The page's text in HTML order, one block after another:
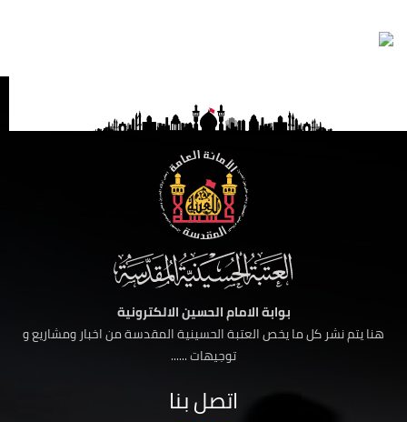
بوابة الامام الحسين الالكترونية
هنا يتم نشر كل ما يخص العتبة الحسينية المقدسة من اخبار ومشاريع و
توجيهات ......
اتصل بنا